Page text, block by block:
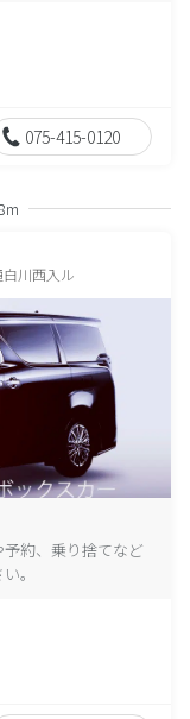
075-415-0120
川西入ル
約、乗り捨てなど
。